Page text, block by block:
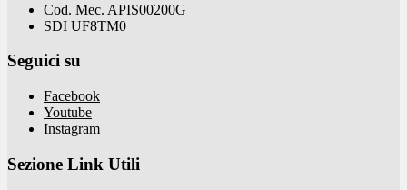
Cod. Mec. APIS00200G
SDI UF8TM0
Seguici su
Facebook
Youtube
Instagram
Sezione Link Utili